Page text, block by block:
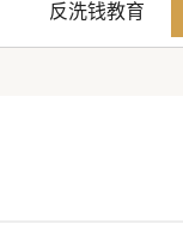
反洗钱教育